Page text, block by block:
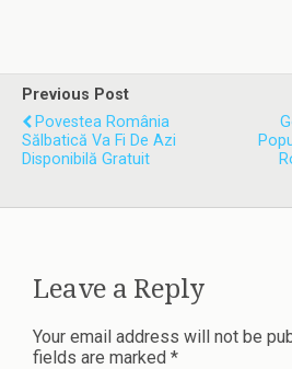
Previous Post
Povestea România
Sălbatică Va Fi De Azi
Disponibilă Gratuit
Leave a Reply
Your email address will not be
fields are marked *